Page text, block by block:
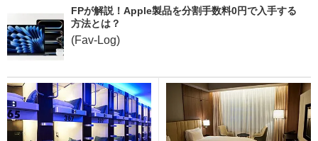
FPが解説！Apple製品を分割手数料0円で入手する
方法とは？
(Fav-Log)